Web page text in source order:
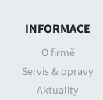
INFORMACE
O firmě
Servis & opravy
Aktuality